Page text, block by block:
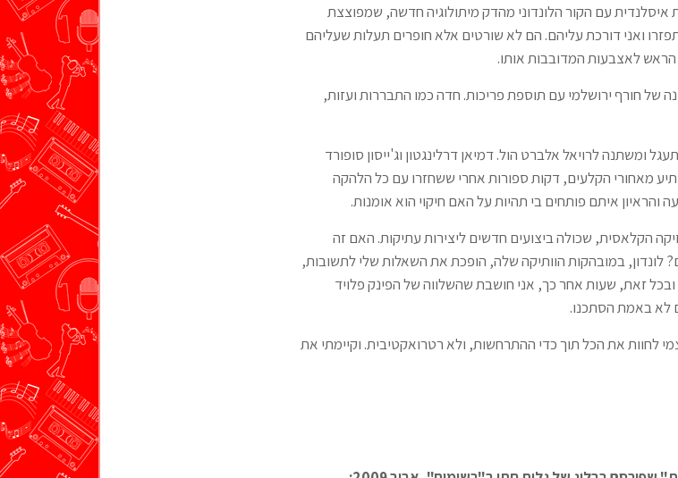
עם הקור הלונדוני מהדק מיתולוגיה חדשה, שמפוצצת
ואני דורכת עליהם. הם לא שורטים אלא חופרים תעלות שעליהם
הראש לאצבעות המדובבות אותו.
של חורף ירושלמי עם תוספת פריכות. חדה כמו התבררות ועזות,
ומשתנה לרויאל אלברט הול. דמיאן דרלינגטון וג'ייסון סופורד
מאחורי הקלעים, דקות ספורות אחרי ששחזרו עם כל הלהקה
איתם פותחים בי תהיות על האם חיקוי הוא אומנות.
הקלאסית, שכולה ביצועים חדשים ליצירות עתיקות. האם זה
לונדון, במובהקות הוותיקה שלה, הופכת את השאלות שלי לתשובות,
זאת, שעות אחר כך, אני חושבת שהשלווה של הפינק פלויד
לא באמת הסתכנו.
לחוות את הכל תוך כדי ההתרחשות, ולא רטרואקטיבית. וקיימתי את